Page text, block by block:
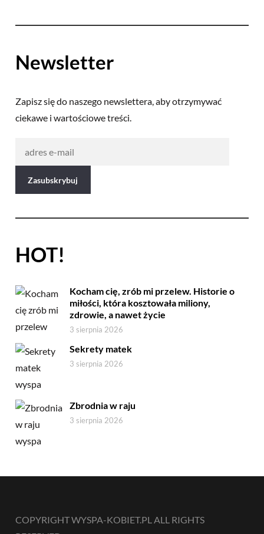
Newsletter
Zapisz się do naszego newslettera, aby otrzymywać
ciekawe i wartościowe treści.
HOT!
Kocham cię, zrób mi przelew. Historie o
miłości, która kosztowała miliony,
zdrowie, a nawet życie
3 sierpnia 2026
Sekrety matek
3 sierpnia 2026
Zbrodnia w raju
3 sierpnia 2026
COPYRIGHT WYSPA-KOBIET.PL ALL RIGHTS